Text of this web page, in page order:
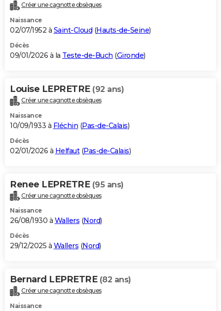
Créer une cagnotte obsèques
Naissance
02/07/1952 à Saint-Cloud (Hauts-de-Seine)
Décès
09/01/2026 à la Teste-de-Buch (Gironde)
Louise LEPRETRE (92 ans)
Créer une cagnotte obsèques
Naissance
10/09/1933 à Fléchin (Pas-de-Calais)
Décès
02/01/2026 à Helfaut(Pas-de-Calais)
Renee LEPRETRE (95 ans)
Créer une cagnotte obsèques
Naissance
26/08/1930 à Wallers (Nord)
Décès
29/12/2025 à Wallers (Nord)
Bernard LEPRETRE (82 ans)
Créer une cagnotte obsèques
Naissance